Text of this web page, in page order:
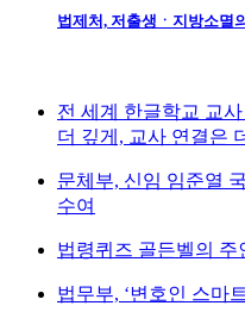
법제처, 저출생ㆍ지방소멸
전 세계 한글학교 교
더 깊게, 교사 연결은
문체부, 신임 임준열
수여
법령퀴즈 골든벨의 주
법무부, ‘변호인 스마